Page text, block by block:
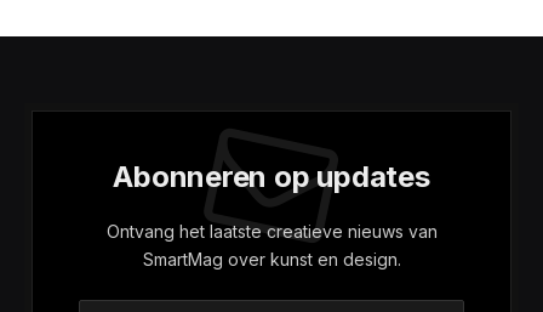
Abonneren op updates
Ontvang het laatste creatieve nieuws van
SmartMag over kunst en design.